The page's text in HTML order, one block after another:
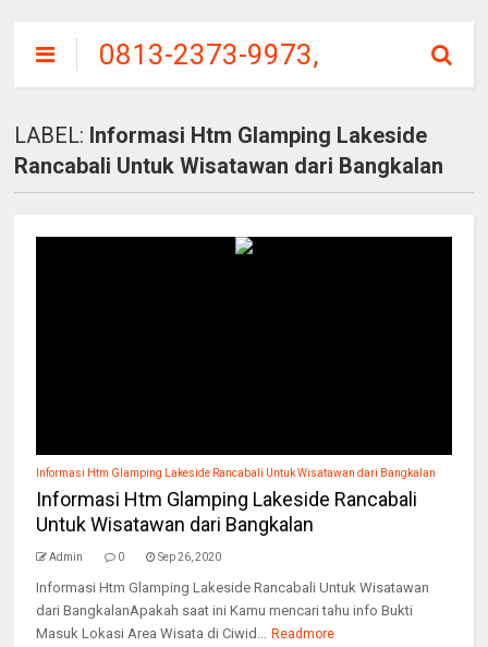
0813-2373-9973,
SITU
PATENGGANG
CIWIDEY, HARGA
TIKET MASUK
LABEL: Informasi Htm Glamping Lakeside
Rancabali Untuk Wisatawan dari Bangkalan
Informasi Htm Glamping Lakeside Rancabali Untuk Wisatawan dari Bangkalan
Informasi Htm Glamping Lakeside Rancabali
Untuk Wisatawan dari Bangkalan
Admin 0 Sep 26, 2020
Informasi Htm Glamping Lakeside Rancabali Untuk Wisatawan
dari BangkalanApakah saat ini Kamu mencari tahu info Bukti
Masuk Lokasi Area Wisata di Ciwid... Readmore